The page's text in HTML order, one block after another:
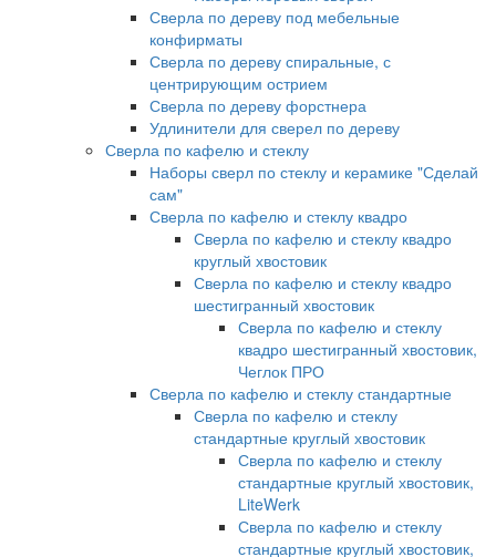
Сверла по дереву под мебельные
конфирматы
Сверла по дереву спиральные, с
центрирующим острием
Сверла по дереву форстнера
Удлинители для сверел по дереву
Сверла по кафелю и стеклу
Наборы сверл по стеклу и керамике "Сделай
сам"
Сверла по кафелю и стеклу квадро
Сверла по кафелю и стеклу квадро
круглый хвостовик
Сверла по кафелю и стеклу квадро
шестигранный хвостовик
Сверла по кафелю и стеклу
квадро шестигранный хвостовик,
Чеглок ПРО
Сверла по кафелю и стеклу стандартные
Сверла по кафелю и стеклу
стандартные круглый хвостовик
Сверла по кафелю и стеклу
стандартные круглый хвостовик,
LiteWerk
Сверла по кафелю и стеклу
стандартные круглый хвостовик,